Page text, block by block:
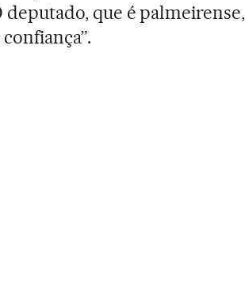
deputado, que é palmeirense,